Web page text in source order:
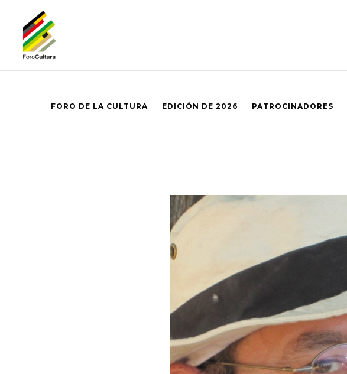
FORO DE LA CULTURA EDICIÓN DE 2026 PATROCINADORES